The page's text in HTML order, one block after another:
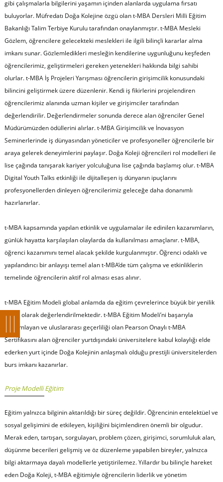
gibi çalışmalarla bilgilerini yaşamın içinden alanlarda uygulama fırsatı
buluyorlar. Müfredatı Doğa Kolejine özgü olan t-MBA Dersleri Milli Eğitim
Bakanlığı Talim Terbiye Kurulu tarafından onaylanmıştır. t-MBA Mesleki
Gözlem, öğrencilere gelecekteki meslekleri ile ilgili bilinçli kararlar alma
imkanı sunar. Gözlemledikleri mesleğin kendilerine uygunluğunu keşfeden
öğrencilerimiz, geliştirmeleri gereken yetenekleri hakkında bilgi sahibi
olurlar. t-MBA İş Projeleri Yarışması öğrencilerin girişimcilik konusundaki
bilincini geliştirmek üzere düzenlenir. Kendi iş fikirlerini projelendiren
öğrencilerimiz alanında uzman kişiler ve girişimciler tarafından
değerlendirilir. Değerlendirmeler sonunda derece alan öğrenciler Genel
Müdürümüzden ödüllerini alırlar. t-MBA Girişimcilik ve İnovasyon
Seminerlerinde iş dünyasından yöneticiler ve profesyoneller öğrencilerle bir
araya gelerek deneyimlerini paylaşır. Doğa Koleji öğrencileri rol modelleri ile
lise çağında tanışarak kariyer yolculuğuna lise çağında başlamış olur. t-MBA
Digital Youth Talks etkinliği ile dijitalleşen iş dünyanın ipuçlarını
profesyonellerden dinleyen öğrencilerimiz geleceğe daha donanımlı
hazırlanırlar.
t-MBA kapsamında yapılan etkinlik ve uygulamalar ile edinilen kazanımların,
günlük hayatta karşılaşılan olaylarda da kullanılması amaçlanır. t-MBA,
öğrenci kazanımını temel alacak şekilde kurgulanmıştır. Öğrenci odaklı ve
yapılandırıcı bir anlayışı temel alan t-MBA’de tüm çalışma ve etkinliklerin
temelinde öğrencilerin aktif rol alması esas alınır.
t-MBA Eğitim Modeli global anlamda da eğitim çevrelerince büyük bir yenilik
adımı olarak değerlendirilmektedir. t-MBA Eğitim Modeli’ni başarıyla
tamamlayan ve uluslararası geçerliliği olan Pearson Onaylı t-MBA
Sertifikasını alan öğrenciler yurtdışındaki üniversitelere kabul kolaylığı elde
ederken yurt içinde Doğa Kolejinin anlaşmalı olduğu prestijli üniversitelerden
burs imkanı kazanırlar.
Proje Modelli Eğitim
Eğitim yalnızca bilginin aktarıldığı bir süreç değildir. Öğrencinin entelektüel ve
sosyal gelişimini de etkileyen, kişiliğini biçimlendiren önemli bir olgudur.
Merak eden, tartışan, sorgulayan, problem çözen, girişimci, sorumluluk alan,
düşünme becerileri gelişmiş ve öz düzenleme yapabilen bireyler, yalnızca
bilgi aktarmaya dayalı modellerle yetiştirilemez. Yıllardır bu bilinçle hareket
eden Doğa Koleji, t-MBA eğitimiyle öğrencilerin liderlik ve yönetim